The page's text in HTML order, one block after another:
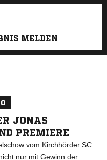
MELDEN
JONAS
PREMIERE
vom Kirchhörder SC
nur mit Gewinn der